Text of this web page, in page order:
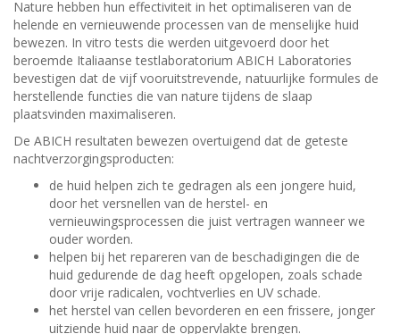
Nature hebben hun effectiviteit in het optimaliseren van de
helende en vernieuwende processen van de menselijke huid
bewezen. In vitro tests die werden uitgevoerd door het
beroemde Italiaanse testlaboratorium ABICH Laboratories
bevestigen dat de vijf vooruitstrevende, natuurlijke formules de
herstellende functies die van nature tijdens de slaap
plaatsvinden maximaliseren.
De ABICH resultaten bewezen overtuigend dat de geteste
nachtverzorgingsproducten:
de huid helpen zich te gedragen als een jongere huid,
door het versnellen van de herstel- en
vernieuwingsprocessen die juist vertragen wanneer we
ouder worden.
helpen bij het repareren van de beschadigingen die de
huid gedurende de dag heeft opgelopen, zoals schade
door vrije radicalen, vochtverlies en UV schade.
het herstel van cellen bevorderen en een frissere, jonger
uitziende huid naar de oppervlakte brengen.